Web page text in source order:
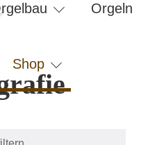
Orgeln
Shop